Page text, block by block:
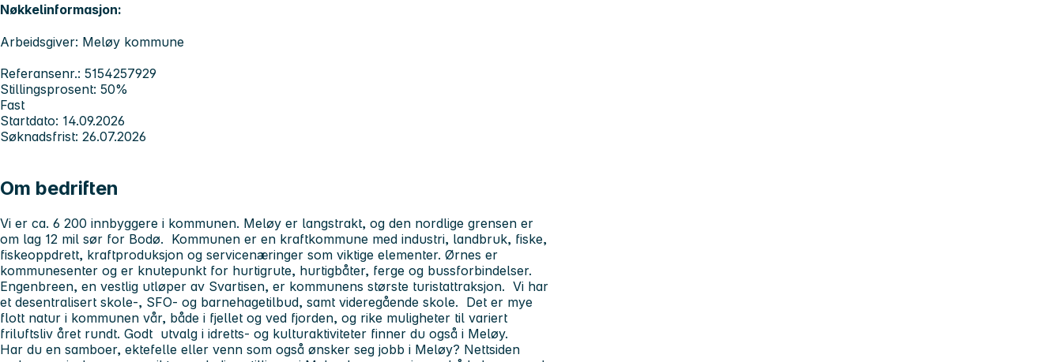
Nøkkelinformasjon:
Arbeidsgiver: Meløy kommune
Referansenr.: 5154257929
Stillingsprosent: 50%
Fast
Startdato: 14.09.2026
Søknadsfrist: 26.07.2026
Om bedriften
Vi er ca. 6 200 innbyggere i kommunen. Meløy er langstrakt, og den nordlige grensen er
om lag 12 mil sør for Bodø. Kommunen er en kraftkommune med industri, landbruk, fiske,
fiskeoppdrett, kraftproduksjon og servicenæringer som viktige elementer. Ørnes er
kommunesenter og er knutepunkt for hurtigrute, hurtigbåter, ferge og bussforbindelser.
Engenbreen, en vestlig utløper av Svartisen, er kommunens største turistattraksjon. Vi har
et desentralisert skole-, SFO- og barnehagetilbud, samt videregående skole. Det er mye
flott natur i kommunen vår, både i fjellet og ved fjorden, og rike muligheter til variert
friluftsliv året rundt. Godt utvalg i idretts- og kulturaktiviteter finner du også i Meløy.
Har du en samboer, ektefelle eller venn som også ønsker seg jobb i Meløy? Nettsiden